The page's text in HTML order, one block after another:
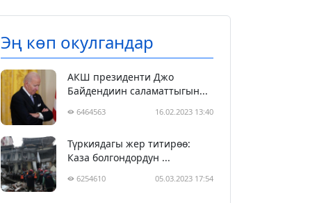
Эң көп окулгандар
АКШ президенти Джо
Байдендиин саламаттыгын...
6464563 16.02.2023 13:40
Түркиядагы жер титирөө:
Каза болгондордун ...
6254610 05.03.2023 17:54